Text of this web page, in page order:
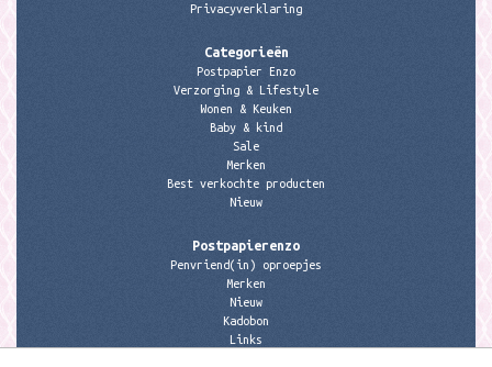
Privacyverklaring
Categorieën
Postpapier Enzo
Verzorging & Lifestyle
Wonen & Keuken
Baby & kind
Sale
Merken
Best verkochte producten
Nieuw
Postpapierenzo
Penvriend(in) oproepjes
Merken
Nieuw
Kadobon
Links